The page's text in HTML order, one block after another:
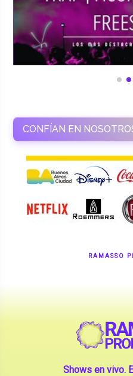
CONFÍAN EN
RAMASSO
Shows en vivo.